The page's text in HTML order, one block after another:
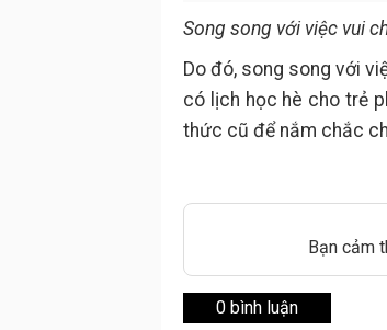
Song song với việc vui
Do đó, song song với
có lịch học hè cho trẻ
thức cũ để nắm chắc
Bạn cảm
0 bình luận